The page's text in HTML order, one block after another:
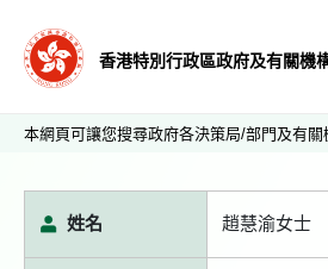
香港特別行政區政府及有關機
本網頁可讓您搜尋政府各決策局/部門及有
姓名 趙慧渝女士